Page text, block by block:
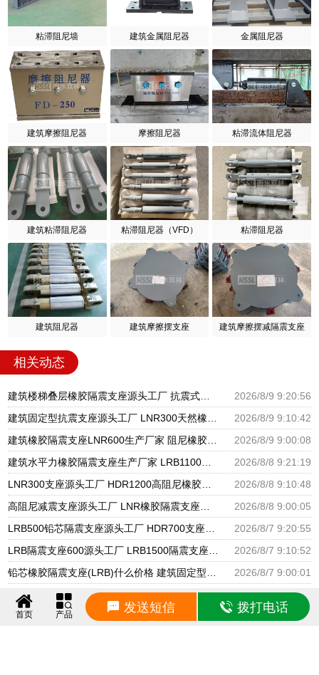
粘滞阻尼墙 建筑金属阻尼器 金属阻尼器
建筑摩擦阻尼器 摩擦阻尼器 粘滞流体阻尼器
建筑粘滞阻尼器 粘滞阻尼器（VFD） 粘滞阻尼器
建筑阻尼器 建筑摩擦摆支座 建筑摩擦摆减隔震支座
相关动态
2026/8/9 9:20:56
2026/8/9 9:10:42
2026/8/9 9:00:08
2026/8/8 9:21:19
2026/8/8 9:10:48
2026/8/8 9:00:05
2026/8/7 9:20:55
2026/8/7 9:10:52
2026/8/7 9:00:01
LRB橡胶隔震支座1200厂家 600的隔震支座源头工厂 隔震抗震支座生产厂家
2026/8/6 9:30:30
2026/8/6 9:20:26
首页 产品 发送短信 拨打电话